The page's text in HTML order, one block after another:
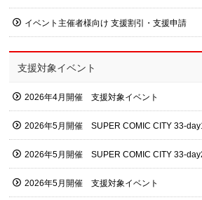
イベント主催者様向け 支援割引・支援申請
支援対象イベント
2026年4月開催 支援対象イベント
2026年5月開催 SUPER COMIC CITY 33-
2026年5月開催 SUPER COMIC CITY 33-
2026年5月開催 支援対象イベント